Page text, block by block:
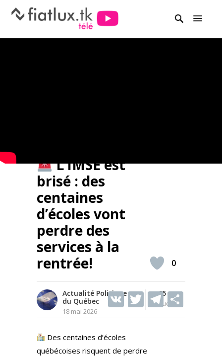
L’IMSE est
brisé : des
centaines
d’écoles vont
perdre des
services à la
rentrée!
Actualité Politique
du Québec
18 mai 2026
65
Vues
V T
er
T
0
Des centaines d’écoles
québécoises risquent de perdre